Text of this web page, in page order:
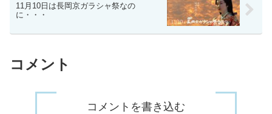
11月10日は長岡京ガラシャ祭なの
に・・・
コメント
コメントを書き込む